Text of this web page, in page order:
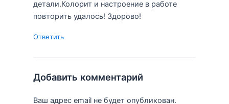
детали.Колорит и настроение в работе
повторить удалось! Здорово!
Ответить
Добавить комментарий
Ваш адрес email не будет опубликован.